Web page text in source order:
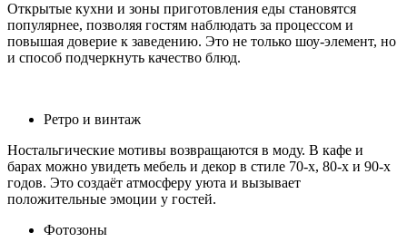
Открытые кухни и зоны приготовления еды становятся
популярнее, позволяя гостям наблюдать за процессом и
повышая доверие к заведению. Это не только шоу-элемент, но
и способ подчеркнуть качество блюд.
Ретро и винтаж
Ностальгические мотивы возвращаются в моду. В кафе и
барах можно увидеть мебель и декор в стиле 70-х, 80-х и 90-х
годов. Это создаёт атмосферу уюта и вызывает
положительные эмоции у гостей.
Фотозоны